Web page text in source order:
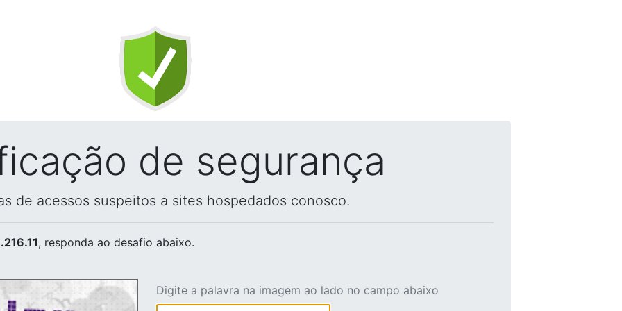
de segurança
de acessos suspeitos a sites hospedados conosco.
, responda ao desafio abaixo.
Digite a palavra na imagem ao lado no campo abaixo